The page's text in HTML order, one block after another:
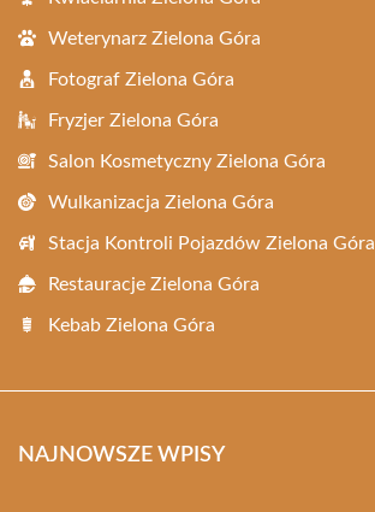
Weterynarz Zielona Góra
Fotograf Zielona Góra
Fryzjer Zielona Góra
Salon Kosmetyczny Zielona Góra
Wulkanizacja Zielona Góra
Stacja Kontroli Pojazdów Zielona Góra
Restauracje Zielona Góra
Kebab Zielona Góra
NAJNOWSZE WPISY